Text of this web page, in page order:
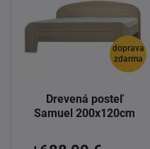
doprava
zdarma
Drevená posteľ
Samuel 200x120cm